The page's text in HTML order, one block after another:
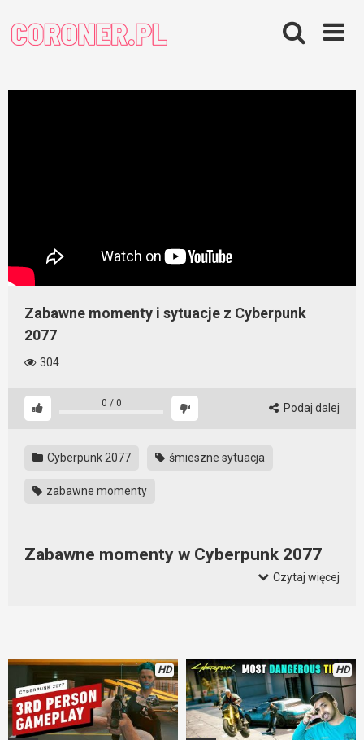
content
Zabawne momenty i sytuacje z Cyberpunk
2077
304
0 / 0 Podaj dalej
Cyberpunk 2077 śmieszne sytuacja
zabawne momenty
Zabawne momenty w Cyberpunk 2077
Czytaj więcej
HD HD